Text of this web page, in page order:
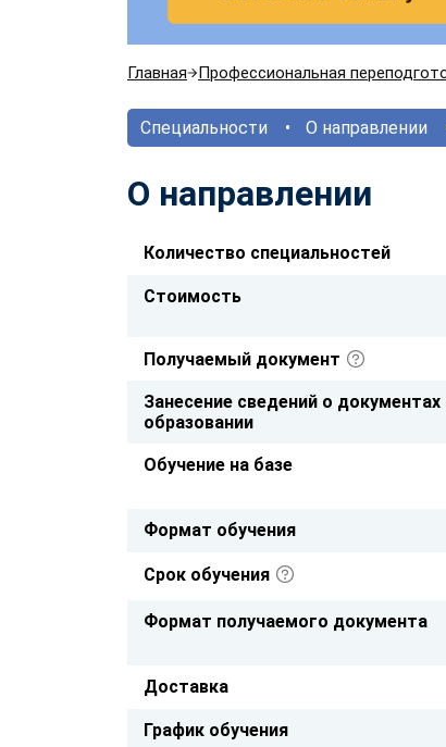
Главная Профессиональная
Специальности О направлении
О направлении
Количество специальностей
Стоимость
Получаемый документ
Занесение сведений о документах
образовании
Обучение на базе
Формат обучения
Срок обучения
Формат получаемого документа
Доставка
График обучения